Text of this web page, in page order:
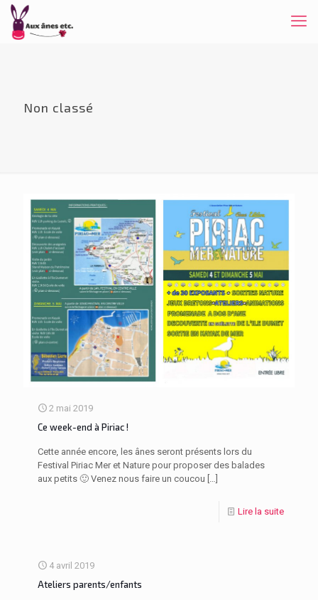
Non classé
2 mai 2019
Ce week-end à Piriac !
Cette année encore, les ânes seront présents lors du
Festival Piriac Mer et Nature pour proposer des balades
aux petits 🙂 Venez nous faire un coucou […]
Lire la suite
4 avril 2019
Ateliers parents/enfants